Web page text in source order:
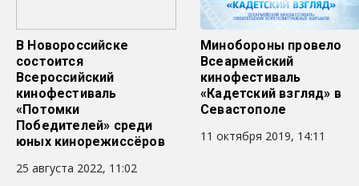
В Новороссийске
состоится
Всероссийский
кинофестиваль
«Потомки
Победителей» среди
юных кинорежиссёров
25 августа 2022, 11:02
Минобороны провело
Всеармейский
кинофестиваль
«Кадетский взгляд» в
Севастополе
11 октября 2019, 14:11